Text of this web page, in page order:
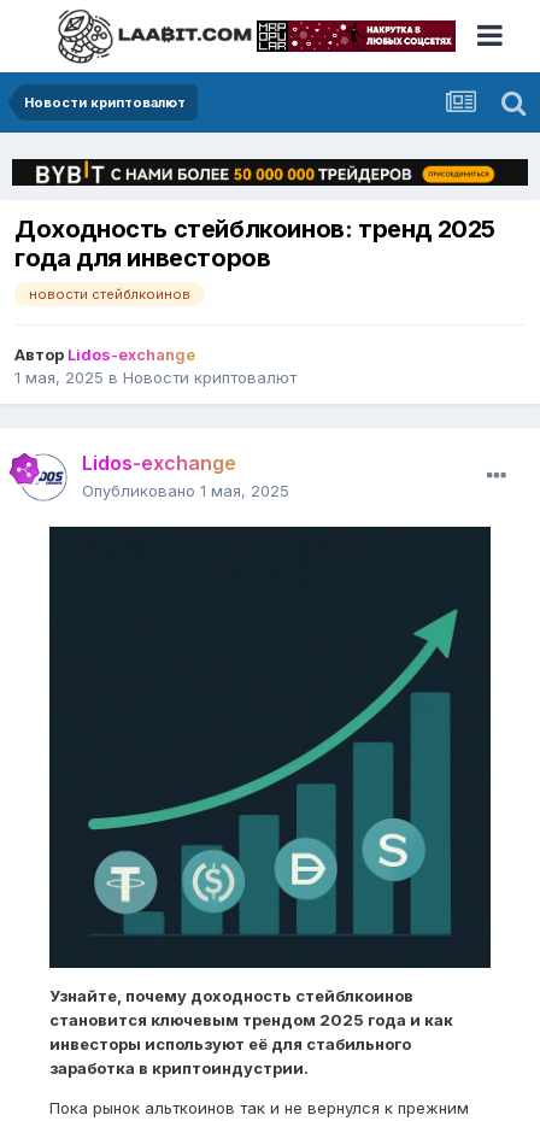
Новости криптовалют
Доходность стейблкоинов: тренд 2025
года для инвесторов
новости стейблкоинов
Автор Lidos-exchange
1 мая, 2025 в Новости криптовалют
Lidos-exchange
Опубликовано 1 мая, 2025
Узнайте, почему доходность стейблкоинов
становится ключевым трендом 2025 года и как
инвесторы используют её для стабильного
заработка в криптоиндустрии.
Пока рынок альткоинов так и не вернулся к прежним